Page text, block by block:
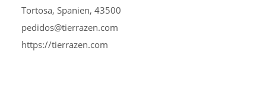
Tortosa, Spanien, 43500
pedidos@tierrazen.com
https://tierrazen.com